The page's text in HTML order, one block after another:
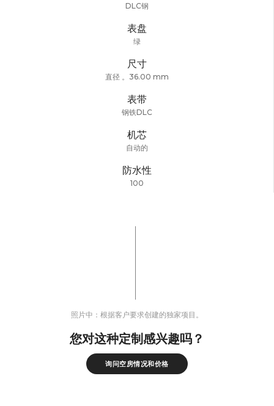
DLC钢
表盘
绿
尺寸
直径 。36.00 mm
表带
钢铁DLC
机芯
自动的
防水性
100
照片中：根据客户要求创建的独家项目。
您对这种定制感兴趣吗？
询问空房情况和价格